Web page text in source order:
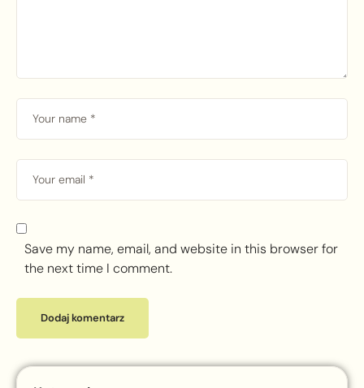
Save my name, email, and website in this browser for
the next time I comment.